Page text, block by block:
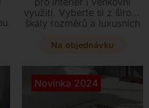
využití. Vyberte si z široké
škály rozměrů a luxusních
sklo nebo leštěný hliník,
polici či zásuvku.
Na objednávku
Novinka 2024